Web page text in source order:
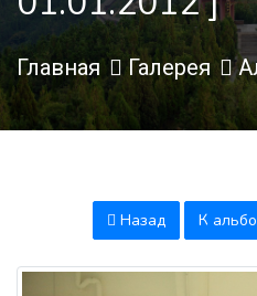
Главная Галерея
Назад К